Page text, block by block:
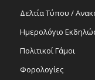
Δελτία Τύπου /
Ημερολόγιο
Πολιτικοί Γάμοι
Φορολογίες